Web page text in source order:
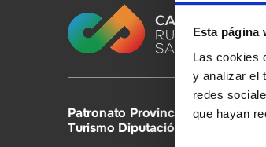
Esta página
Las cookies
y analizar el
redes
que hayan
Patronato Provincial de
Turismo Diputación Provincial